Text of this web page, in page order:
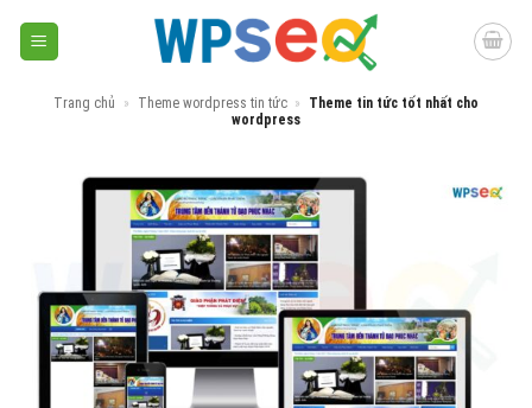
Trang chủ » Theme wordpress tin tức »
Theme tin tức tốt nhất cho
wordpress